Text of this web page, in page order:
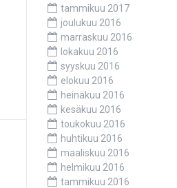
tammikuu 2017
joulukuu 2016
marraskuu 2016
lokakuu 2016
syyskuu 2016
elokuu 2016
heinäkuu 2016
kesäkuu 2016
toukokuu 2016
huhtikuu 2016
maaliskuu 2016
helmikuu 2016
tammikuu 2016